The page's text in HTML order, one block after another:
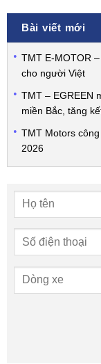
Bài viết mới
TMT E-MOTOR
cho người Việt
TMT – EGREEN
miền Bắc, tăng
TMT Motors
2026